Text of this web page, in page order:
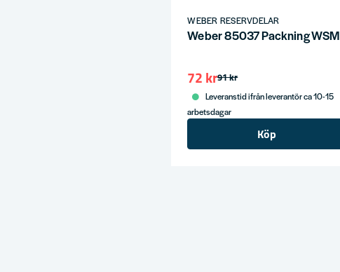
WEBER RESERVDELAR
Weber 85037 Packning WSM
91 kr
72 kr
Leveranstid ifrån leverantör ca 10-15
arbetsdagar
Köp